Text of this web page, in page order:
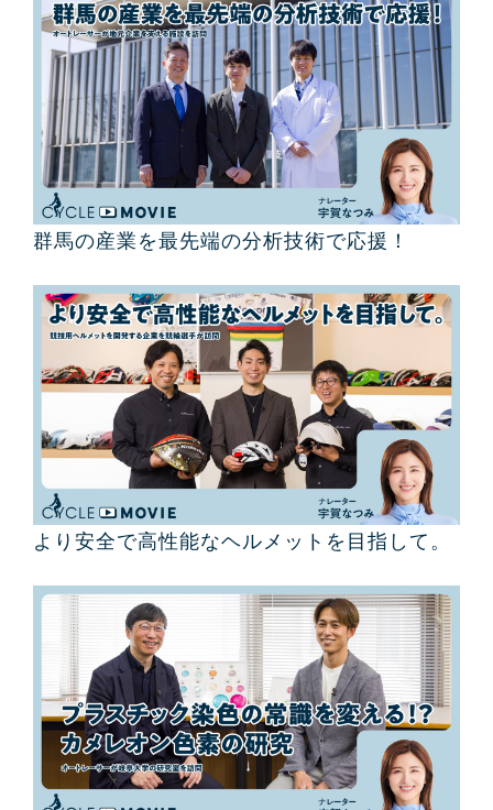
群馬の産業を最先端の分析技術で応援！
より安全で高性能なヘルメットを目指して。